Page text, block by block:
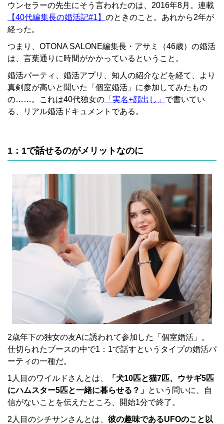
ウンセラーの先生にそう言われたのは、2016年8月。連載
【40代編集長の婚活記#1】 のときのこと。あれから2年が
経った。
つまり、OTONA SALONE編集長・アサミ（46歳）の婚活
は、言葉通りに時間がかかっているということ。
婚活パーティ、婚活アプリ、知人の紹介などを経て、より
真剣度が高いと聞いた「個室婚活」に参加してみたもの
の……。これは40代独女の 「実名+顔出し」 で書いてい
る、リアル婚活ドキュメントである。
1：1で話せるのがメリットなのに
2歳年下の独女の友Aに誘われて参加した「個室婚活」。
仕切られたブースの中で1：1で話すというタイプの婚活パ
ーティの一種だ。
1人目のワイルドさんとは、
「犬10匹と猫7匹、ウサギ5匹
にハムスター5匹と一緒に暮らせる？」 という問いに、自
信がないことを伝えたところ、開始1分で終了。
2人目のシチサンさんとは、 彼の趣味であるUFOのこと以